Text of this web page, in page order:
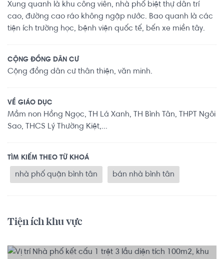
Xung quanh là khu công viên, nhà phố biệt thự dân trí
cao, đường cao ráo không ngập nước. Bao quanh là các
tiện ích trường học, bệnh viện quốc tế, bến xe miền tây.
CỘNG ĐỒNG DÂN CƯ
Cộng đồng dân cư thân thiện, văn minh.
VỀ GIÁO DỤC
Mầm non Hồng Ngọc, TH Lá Xanh, TH Bình Tân, THPT Ngôi
Sao, THCS Lý Thường Kiệt,...
TÌM KIẾM THEO TỪ KHOÁ
nhà phố quận bình tân bán nhà bình tân
Tiện ích khu vực